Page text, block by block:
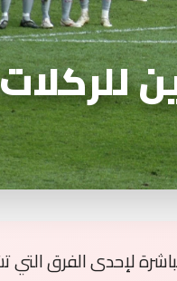
مسددين
لإحدى الفرق